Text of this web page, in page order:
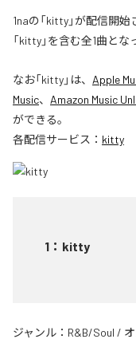
1naの「kitty」が配信開
「kitty」を含む全1曲とな
なお「kitty」は、 Apple
Music、 Amazon Music
ができる。
各配信サービス： kitty
1 ： kitty
ジャンル： R&B/Soul /